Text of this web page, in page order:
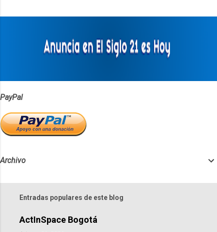
PayPal
Archivo
Entradas populares de este blog
ActInSpace Bogotá